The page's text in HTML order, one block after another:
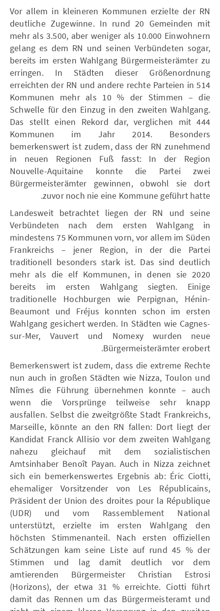
Vor allem in kleineren Kommunen erzielte der RN
deutliche Zugewinne. In rund 20 Gemeinden mit
mehr als 3.500, aber weniger als 10.000 Einwohnern
gelang es dem RN und seinen Verbündeten sogar,
bereits im ersten Wahlgang Bürgermeisterämter zu
erringen. In Städten dieser Größenordnung
erreichten der RN und andere rechte Parteien in 514
Kommunen mehr als 10 % der Stimmen – die
Schwelle für den Einzug in den zweiten Wahlgang.
Das stellt einen Rekord dar, verglichen mit 444
Kommunen im Jahr 2014. Besonders
bemerkenswert ist zudem, dass der RN zunehmend
in neuen Regionen Fuß fasst: In der Region
Nouvelle-Aquitaine konnte die Partei zwei
Bürgermeisterämter gewinnen, obwohl sie dort
zuvor noch nie eine Kommune geführt hatte.
Landesweit betrachtet liegen der RN und seine
Verbündeten nach dem ersten Wahlgang in
mindestens 75 Kommunen vorn, vor allem im Süden
Frankreichs – jener Region, in der die Partei
traditionell besonders stark ist. Das sind deutlich
mehr als die elf Kommunen, in denen sie 2020
bereits im ersten Wahlgang siegten. Einige
traditionelle Hochburgen wie Perpignan, Hénin-
Beaumont und Fréjus konnten schon im ersten
Wahlgang gesichert werden. In Städten wie Cagnes-
sur-Mer, Vauvert und Nomexy wurden neue
Bürgermeisterämter erobert.
Bemerkenswert ist zudem, dass die extreme Rechte
nun auch in großen Städten wie Nizza, Toulon und
Nîmes die Führung übernehmen konnte – auch
wenn die Vorsprünge teilweise sehr knapp
ausfallen. Selbst die zweitgrößte Stadt Frankreichs,
Marseille, könnte an den RN fallen: Dort liegt der
Kandidat Franck Allisio vor dem zweiten Wahlgang
nahezu gleichauf mit dem sozialistischen
Amtsinhaber Benoît Payan. Auch in Nizza zeichnet
sich ein bemerkenswertes Ergebnis ab: Éric Ciotti,
ehemaliger Vorsitzender von Les Républicains,
Präsident der Union des droites pour la République
(UDR) und vom Rassemblement National
unterstützt, erzielte im ersten Wahlgang den
höchsten Stimmenanteil. Nach ersten offiziellen
Schätzungen kam seine Liste auf rund 45 % der
Stimmen und lag damit deutlich vor dem
amtierenden Bürgermeister Christian Estrosi
(Horizons), der etwa 31 % erreichte. Ciotti führt
damit das Rennen um das Bürgermeisteramt und